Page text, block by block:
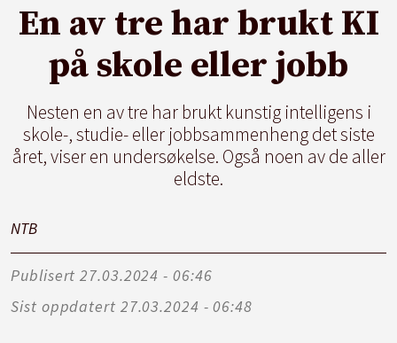
En av tre har brukt KI
på skole eller jobb
Nesten en av tre har brukt kunstig intelligens i
skole-, studie- eller jobbsammenheng det siste
året, viser en undersøkelse. Også noen av de aller
eldste.
NTB
Publisert
27.03.2024 - 06:46
Sist oppdatert
27.03.2024 - 06:48